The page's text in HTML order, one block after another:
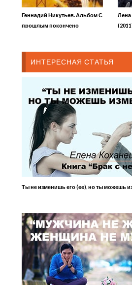
Геннадий Никутьев. Альбом С
прошлым покончено
ИНТЕРЕСНАЯ СТАТЬЯ
Ты не изменишь его (ее), но ты можешь